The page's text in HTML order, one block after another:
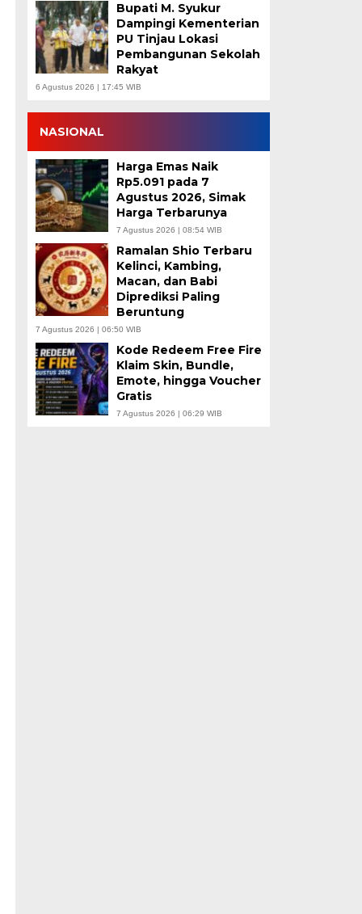
Bupati M. Syukur
Dampingi Kementerian
PU Tinjau Lokasi
Pembangunan Sekolah
Rakyat
6 Agustus 2026 | 17:45 WIB
NASIONAL
Harga Emas Naik
Rp5.091 pada 7
Agustus 2026, Simak
Harga Terbarunya
7 Agustus 2026 | 08:54 WIB
Ramalan Shio Terbaru
Kelinci, Kambing,
Macan, dan Babi
Diprediksi Paling
Beruntung
7 Agustus 2026 | 06:50 WIB
Kode Redeem Free Fire
Klaim Skin, Bundle,
Emote, hingga Voucher
Gratis
7 Agustus 2026 | 06:29 WIB